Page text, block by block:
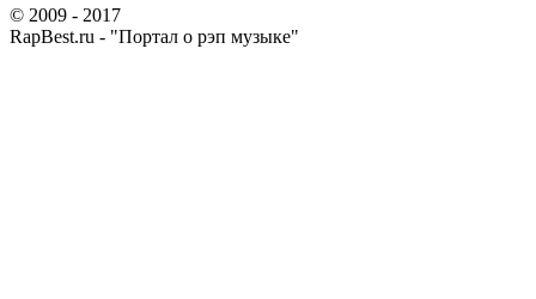
© 2009 - 2017
RapBest.ru - "Портал о рэп музыке"